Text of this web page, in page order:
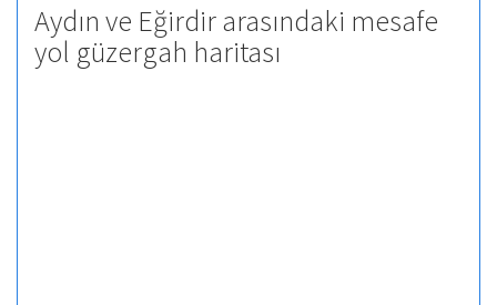
Aydın ve Eğirdir arasındaki mesafe
yol güzergah haritası